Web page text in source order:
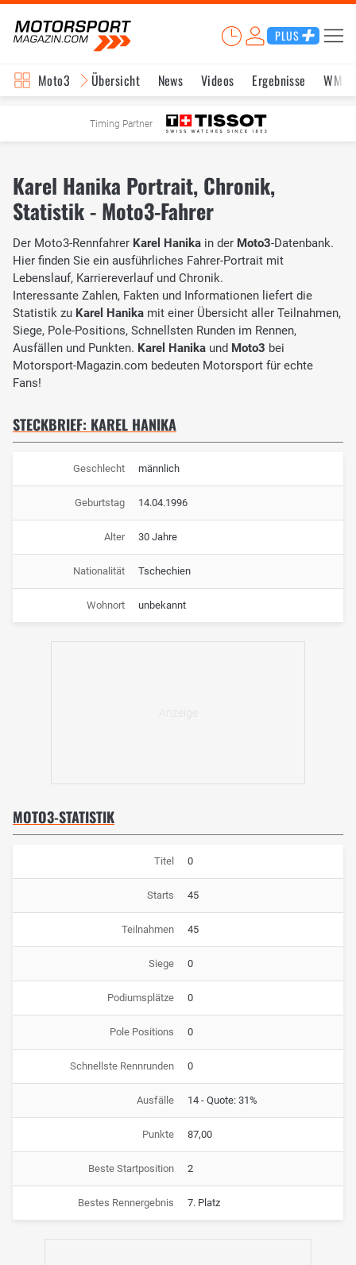
PLUS
Moto3 Übersicht News Videos Ergebnisse WM-
Timing Partner
Karel Hanika Portrait, Chronik,
Statistik - Moto3-Fahrer
Der Moto3-Rennfahrer Karel Hanika in der Moto3-Datenbank.
Hier finden Sie ein ausführliches Fahrer-Portrait mit
Lebenslauf, Karriereverlauf und Chronik.
Interessante Zahlen, Fakten und Informationen liefert die
Statistik zu Karel Hanika mit einer Übersicht aller Teilnahmen,
Siege, Pole-Positions, Schnellsten Runden im Rennen,
Ausfällen und Punkten. Karel Hanika und Moto3 bei
Motorsport-Magazin.com bedeuten Motorsport für echte
Fans!
STECKBRIEF: KAREL HANIKA
Geschlecht männlich
Geburtstag 14.04.1996
Alter 30 Jahre
Nationalität Tschechien
Wohnort unbekannt
MOTO3-STATISTIK
Titel 0
Starts 45
Teilnahmen 45
Siege 0
Podiumsplätze 0
Pole Positions 0
Schnellste Rennrunden 0
Ausfälle 14 - Quote: 31%
Punkte 87,00
Beste Startposition 2
Bestes Rennergebnis 7. Platz